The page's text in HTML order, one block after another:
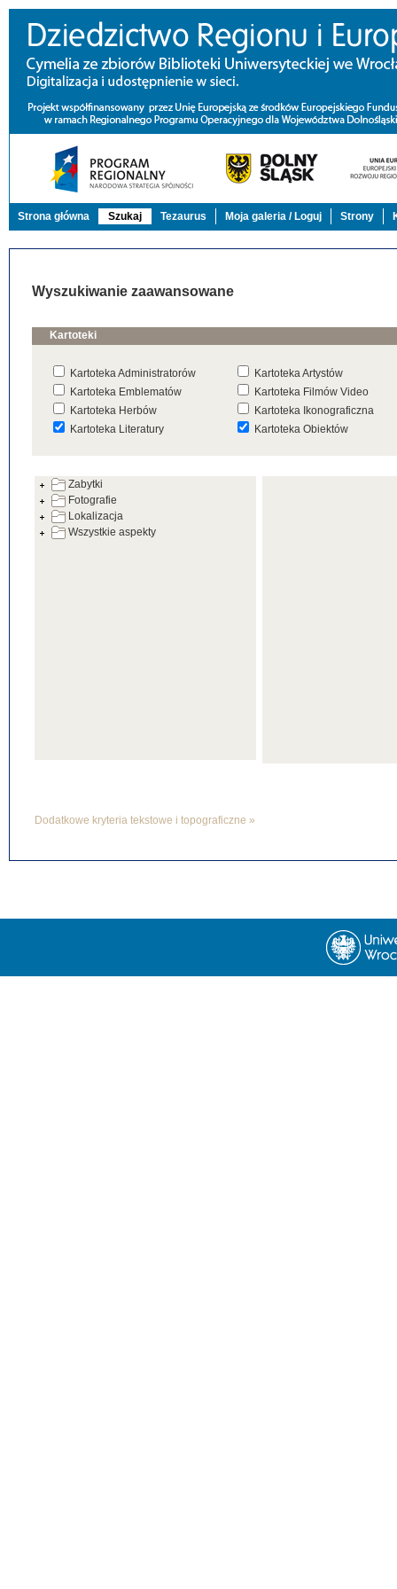
Strona główna Szukaj Tezaurus Moja galeria / Loguj Strony
Wyszukiwanie zaawansowane
Kartoteki
Kartoteka Administratorów
Kartoteka Artystów
Kartoteka Emblematów
Kartoteka Filmów Video
Kartoteka Herbów
Kartoteka Ikonograficzna
Kartoteka Literatury
Kartoteka Obiektów
Kartoteka Warsztatów
Kartoteka Zabytków
Zabytki
Fotografie
Lokalizacja
Wszystkie aspekty
Dodatkowe kryteria tekstowe i topograficzne »